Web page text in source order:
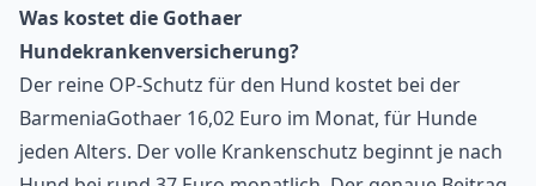
Was kostet die Gothaer
Hundekrankenversicherung?
Der reine OP-Schutz für den Hund kostet bei der
BarmeniaGothaer 16,02 Euro im Monat, für Hunde
jeden Alters. Der volle Krankenschutz beginnt je nach